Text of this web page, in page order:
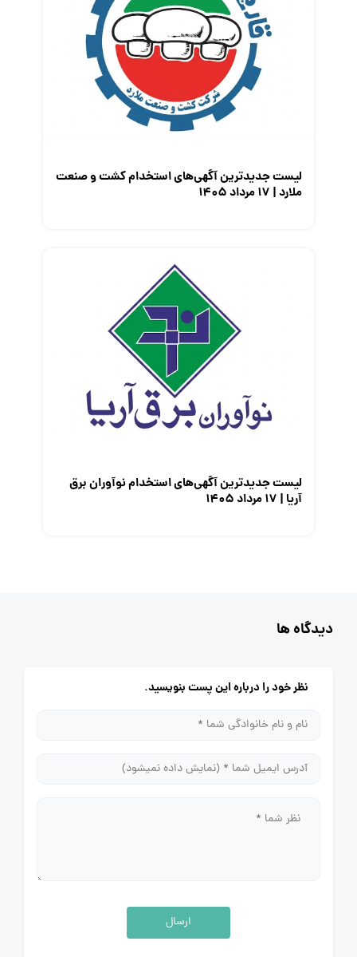
لیست جدیدترین آگهی‌های استخدام کشت و صنعت
ملارد | ۱۷ مرداد ۱۴۰۵
لیست جدیدترین آگهی‌های استخدام نوآوران برق
آریا | ۱۷ مرداد ۱۴۰۵
دیدگاه ها
نظر خود را درباره این پست بنویسید.
ارسال